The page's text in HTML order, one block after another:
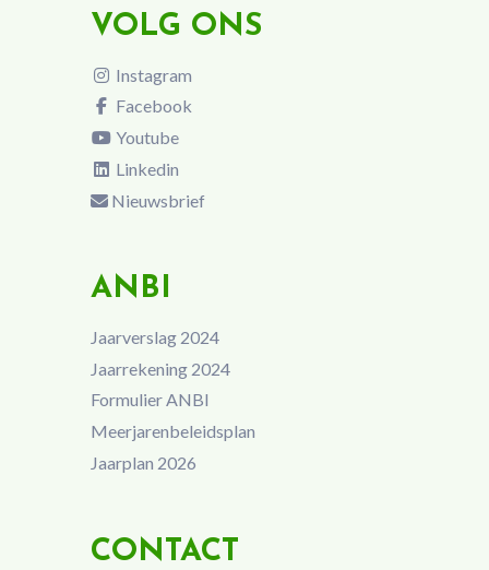
VOLG ONS
Instagram
Facebook
Youtube
Linkedin
Nieuwsbrief
ANBI
Jaarverslag 2024
Jaarrekening 2024
Formulier ANBI
Meerjarenbeleidsplan
Jaarplan 2026
CONTACT